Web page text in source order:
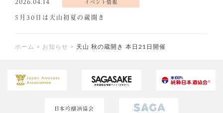
イベント情報
5月30日は天山初夏の蔵開き
ホーム > お知らせ > 天山 秋の蔵開き 本日21日開催